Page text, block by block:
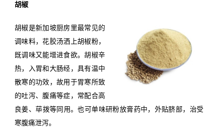
胡椒
胡椒是新加坡厨房里最常见的
调味料，花胶汤洒上胡椒粉，
既调味又能增进食欲。胡椒辛
热，入胃和大肠经，具有温中
散寒的功效，故用于胃寒所致
的吐泻、腹痛等症，常配合高
良姜、荜拨等同用。也可单味研粉放膏药中，外贴脐部，治受
寒腹痛泄泻。